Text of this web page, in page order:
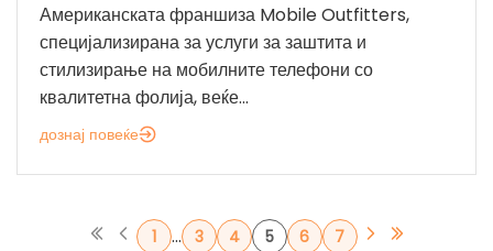
Американската франшиза Mobile Outfitters,
специјализирана за услуги за заштита и
стилизирање на мобилните телефони со
квалитетна фолија, веќе...
дознај повеќе
1 ... 3 4 5 6 7